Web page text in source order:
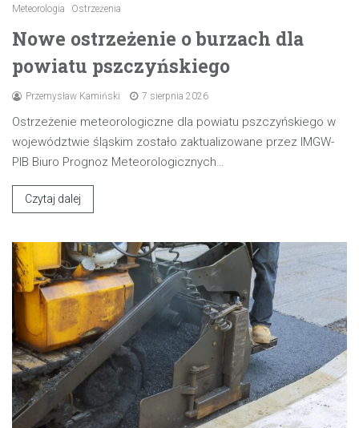
Meteorologia Ostrzeżenia
Nowe ostrzeżenie o burzach dla
powiatu pszczyńskiego
Przemysław Kamiński 7 sierpnia 2026
Ostrzeżenie meteorologiczne dla powiatu pszczyńskiego w
województwie śląskim zostało zaktualizowane przez IMGW-
PIB Biuro Prognoz Meteorologicznych…
Czytaj dalej